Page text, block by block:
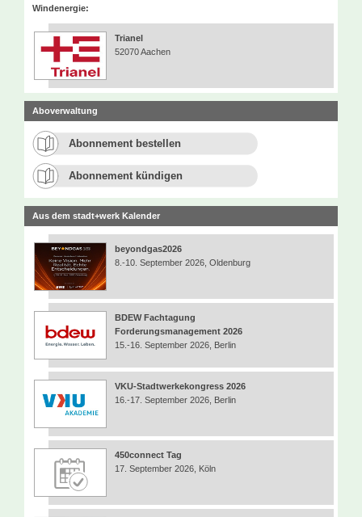
Windenergie:
Trianel
52070 Aachen
Aboverwaltung
Abonnement bestellen
Abonnement kündigen
Aus dem stadt+werk Kalender
beyondgas2026
8.-10. September 2026, Oldenburg
BDEW Fachtagung
Forderungsmanagement 2026
15.-16. September 2026, Berlin
VKU-Stadtwerkekongress 2026
16.-17. September 2026, Berlin
450connect Tag
17. September 2026, Köln